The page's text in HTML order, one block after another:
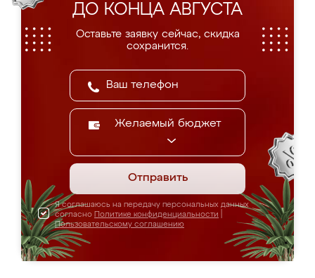
ДО КОНЦА АВГУСТА
Оставьте заявку сейчас, скидка
сохранится.
Желаемый бюджет
Отправить
Я соглашаюсь на передачу персональных данных
согласно Политике конфиденциальности
Пользовательскому соглашению